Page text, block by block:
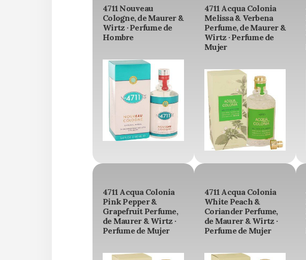
4711 Nouveau
Cologne, de Maurer &
Wirtz · Perfume de
Hombre
4711 Acqua Colonia
Melissa & Verbena
Perfume, de Maurer &
Wirtz · Perfume de
Mujer
4711 Acqua Colonia
Pink Pepper &
Grapefruit Perfume,
de Maurer & Wirtz ·
Perfume de Mujer
4711 Acqua Colonia
White Peach &
Coriander Perfume,
de Maurer & Wirtz ·
Perfume de Mujer